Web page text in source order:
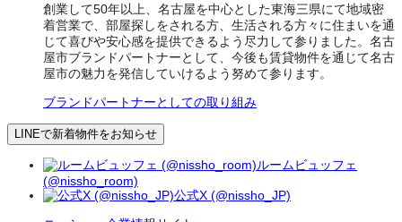
創業して50年以上、名古屋を中心とした東海三県にて地域密
着営業で、部屋探しをされる方、生活される方々に住まいを通
じて喜びや安心感を提供できるよう尽力して参りました。名古
屋市ブランドパートナーとして、今後も賃貸物件を通じて名古
屋市の魅力を発信していけるよう努めて参ります。
ブランドパートナーとしての取り組み
LINEで新着物件をお知らせ
ルームビュッフェ
(@nissho_room)
公式X (@nissho_JP)